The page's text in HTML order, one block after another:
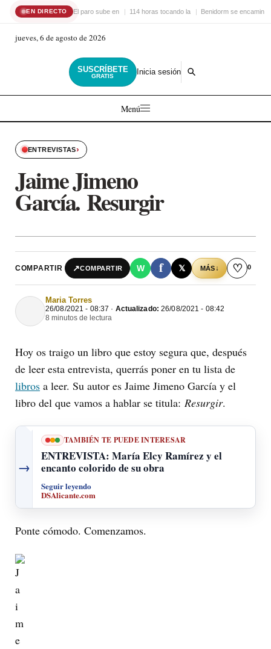
EN DIRECTO El paro sube en 114 horas tocando la Benidorm se encamina
jueves, 6 de agosto de 2026
SUSCRÍBETE
GRATIS Inicia sesión
Menú
ENTREVISTAS›
Jaime Jimeno
García. Resurgir
COMPARTIR ↗COMPARTIR W f 𝕏 MÁS↓ ♡ 0
Maria Torres
26/08/2021 - 08:37 · Actualizado: 26/08/2021 - 08:42
8 minutos de lectura
Hoy os traigo un libro que estoy segura que, después
de leer esta entrevista, querrás poner en tu lista de
libros a leer. Su autor es Jaime Jimeno García y el
libro del que vamos a hablar se titula: Resurgir.
→
TAMBIÉN TE PUEDE INTERESAR
ENTREVISTA: María Elcy Ramírez y el
encanto colorido de su obra
Seguir leyendo
DSAlicante.com
Ponte cómodo. Comenzamos.